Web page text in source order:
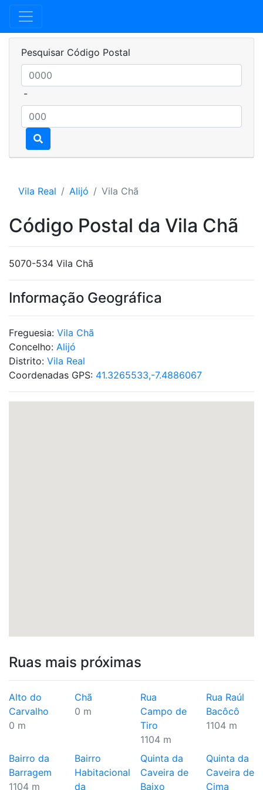
Pesquisar Código Postal
-
Vila Real Alijó Vila Chã
Código Postal da Vila Chã
5070-534 Vila Chã
Informação Geográfica
Freguesia: Vila Chã
Concelho: Alijó
Distrito: Vila Real
Coordenadas GPS: 41.3265533,-7.4886067
Ruas mais próximas
Alto do
Carvalho
0 m
Chã
0 m
Rua
Campo de
Tiro
1104 m
Rua Raúl
Bacôcô
1104 m
Bairro da
Barragem
1104 m
Bairro
Habitacional
da
Quinta da
Caveira de
Baixo
Quinta da
Caveira de
Cima